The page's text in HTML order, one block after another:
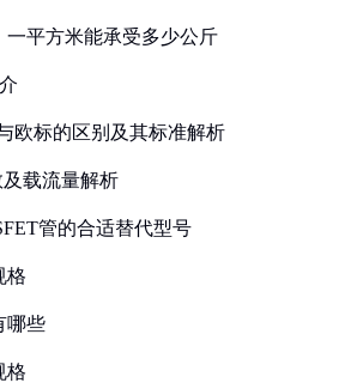
一平方米能承受多少公斤
欧标的区别及其标准解析
及载流量解析
管的合适替代型号
格
哪些
格